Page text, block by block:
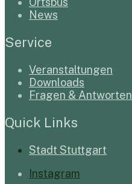
News
Service
Veranstaltungen
Downloads
Fragen & Antworten
Quick Links
Stadt Stuttgart
Instagram